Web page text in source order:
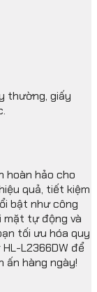
thường, giấy
hoàn hảo cho
quả, tiết kiệm
bật như công
mặt tự động và
tối ưu hóa quy
L2366DW để
ấn hàng ngày!